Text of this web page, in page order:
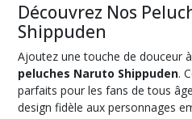
Découvrez Nos
Shippuden
Ajoutez une touche de douceur
peluches Naruto Shippuden.
parfaits pour les fans de tous
design fidèle aux personnages